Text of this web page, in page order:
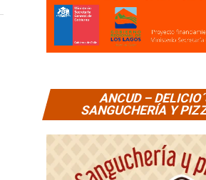
ANCUD –
SANGUCHERÍA Y